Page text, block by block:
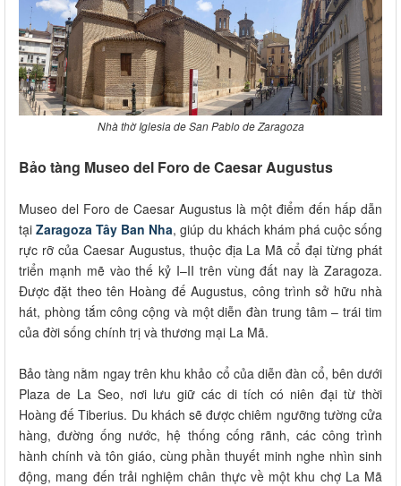
Nhà thờ Iglesia de San Pablo de Zaragoza
Bảo tàng Museo del Foro de Caesar Augustus
Museo del Foro de Caesar Augustus là một điểm đến hấp dẫn
tạiZaragoza Tây Ban Nha, giúp du khách khám phá cuộc sống
rực rỡ của Caesar Augustus, thuộc địa La Mã cổ đại từng phát
triển mạnh mẽ vào thế kỷ I–II trên vùng đất nay là Zaragoza.
Được đặt theo tên Hoàng đế Augustus, công trình sở hữu nhà
hát, phòng tắm công cộng và một diễn đàn trung tâm – trái tim
của đời sống chính trị và thương mại La Mã.
Bảo tàng nằm ngay trên khu khảo cổ của diễn đàn cổ, bên dưới
Plaza de La Seo, nơi lưu giữ các di tích có niên đại từ thời
Hoàng đế Tiberius. Du khách sẽ được chiêm ngưỡng tường cửa
hàng, đường ống nước, hệ thống cống rãnh, các công trình
hành chính và tôn giáo, cùng phần thuyết minh nghe nhìn sinh
động, mang đến trải nghiệm chân thực về một khu chợ La Mã